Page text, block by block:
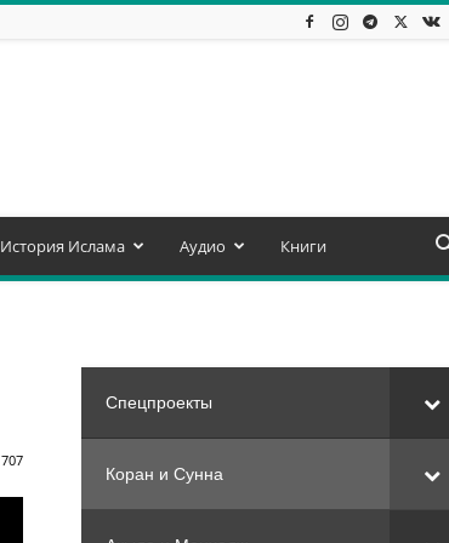
История Ислама Аудио Книги
707
Спецпроекты
Коран и Сунна